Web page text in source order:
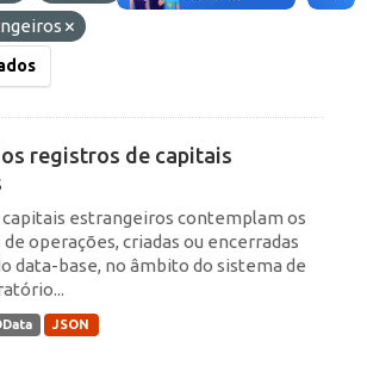
registros de capitais
estrangeiros contemplam os
operações, criadas ou encerradas
data-base, no âmbito do sistema de
JSON